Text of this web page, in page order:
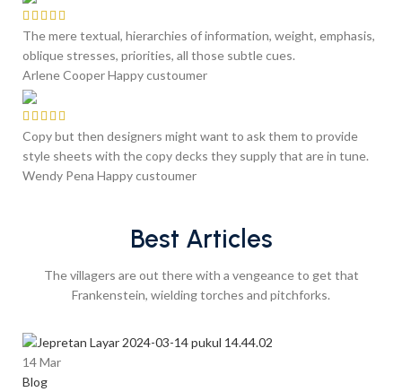
The mere textual, hierarchies of information, weight, emphasis,
oblique stresses, priorities, all those subtle cues.
Arlene CooperHappy custoumer
Copy but then designers might want to ask them to provide
style sheets with the copy decks they supply that are in tune.
Wendy Pena Happy custoumer
Best Articles
The villagers are out there with a vengeance to get that
Frankenstein, wielding torches and pitchforks.
14Mar
Blog